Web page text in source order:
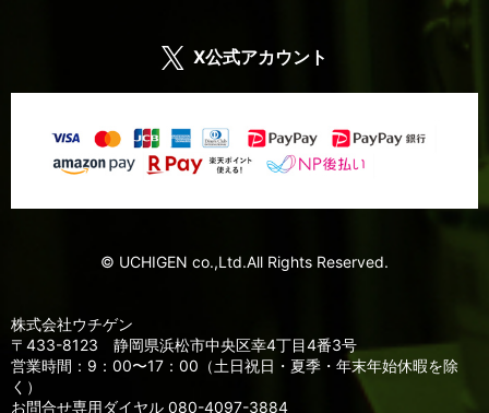
X公式アカウント
© UCHIGEN co.,Ltd.All Rights Reserved.
株式会社ウチゲン
〒433-8123 静岡県浜松市中央区幸4丁目4番3号
営業時間：9：00〜17：00（土日祝日・夏季・年末年始休暇を除
く）
お問合せ専用ダイヤル 080-4097-3884